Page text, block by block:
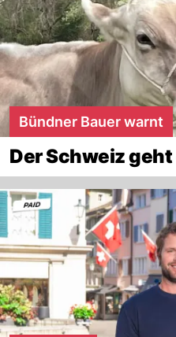
Bündner Bauer warnt
Der Schweiz